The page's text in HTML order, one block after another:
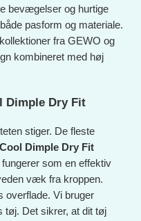
bevægelser og hurtige
pasform og materiale.
fra GEWO og
kombineret med høj
Dimple Dry Fit
stiger. De fleste
Dimple Dry Fit
som en effektiv
væk fra kroppen.
overflade. Vi bruger
tøj. Det sikrer, at dit tøj